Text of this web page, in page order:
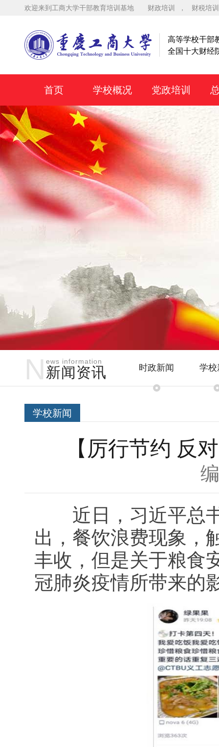
欢迎来到工商大学干部教育培训基地 财政培训 ， 财税培训
高等学校干部
全国十大财经
首页 学校概况 党政培训
N ews information
新闻资讯 时政新闻 学
学校新闻
【厉行节约 反
近日，习近平总书
出，餐饮浪费现象，
丰收，但是关于粮食
冠肺炎疫情所带来的